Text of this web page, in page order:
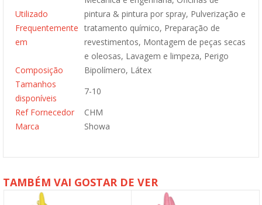
Utilizado
Frequentemente
em
pintura & pintura por spray, Pulverização e
tratamento químico, Preparação de
revestimentos, Montagem de peças secas
e oleosas, Lavagem e limpeza, Perigo
Composição
Bipolímero, Látex
Tamanhos
disponíveis
7-10
Ref Fornecedor
CHM
Marca
Showa
TAMBÉM VAI GOSTAR DE VER